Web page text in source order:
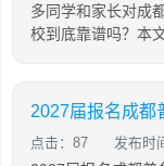
多同学和家长对成
校到底靠谱吗？本
2027届报名成都
点击：87 发布时